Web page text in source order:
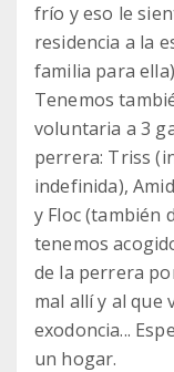
frío y eso le
residencia a la
familia para
Tenemos
voluntaria a 3
perrera: Triss
indefinida),
y Floc (también
tenemos
de la perrera
mal allí y al que
exodoncia...
un hogar.